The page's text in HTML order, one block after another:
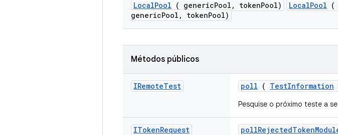
LocalPool ( genericPool , tokenPool) LocalPool (
genericPool, tokenPool)
Métodos públicos
IRemoteTest poll ( TestInformation
Pesquise o próximo teste a
ITokenRequest pollRejectedToken